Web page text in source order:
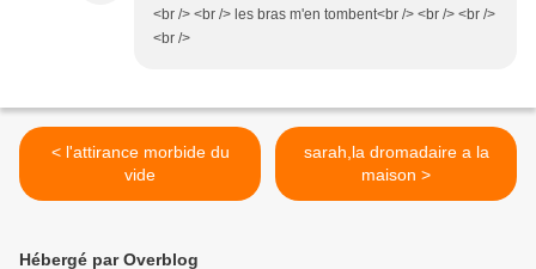
<br /> <br /> les bras m'en tombent<br /> <br /> <br />
<br />
< l'attirance morbide du
vide
sarah,la dromadaire a la
maison >
Hébergé par Overblog